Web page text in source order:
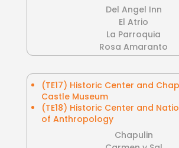
Del Angel Inn
El Atrio
La Parroquia
Rosa Amaranto
(TE17) Historic Center and
Castle Museum
(TE18) Historic Center and
of Anthropology
Chapulin